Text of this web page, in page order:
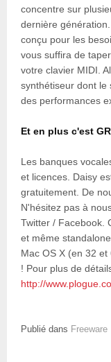
concentre sur
dernière
conçu pour les
vous suffira de
votre clavier MIDI.
synthétiseur dont le
des performances
Et en plus c'est
Les banques
et licences. Daisy
gratuitement. De
N'hésitez pas à
Twitter / Facebook.
et même
Mac OS X (en 32
! Pour plus de
http://
Publié dans Freeware